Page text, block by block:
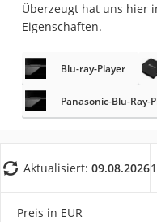
Überzeugt hat uns hier
Eigenschaften.
Blu-ray-Player
Panasonic-Blu-Ray-
Aktualisiert: 09.08.2026
Preis in EUR